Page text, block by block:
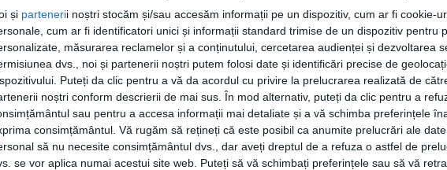
și partenerii noștri stocăm și/sau accesăm informații pe un dispozitiv, cum ar fi cookie-
cum ar fi identificatori unici și informații standard trimise de un dispozitiv pentru
măsurarea reclamelor și a conținutului, cercetarea audienței și dezvoltarea
dvs., noi și partenerii noștri putem folosi date și identificări precise de
Puteți da clic pentru a vă da acordul cu privire la prelucrarea realizată de
noștri conform descrierii de mai sus. În mod alternativ, puteți da clic pentru a
sau pentru a accesa informații mai detaliate și a vă schimba preferințele
consimțământul. Vă rugăm să rețineți că este posibil ca anumite prelucrări ale
să nu necesite consimțământul dvs., dar aveți dreptul de a refuza o astfel de
se vor aplica numai acestui site web. Puteți să vă schimbați preferințele sau să vă
PSD la funcția de primar al municipiului-stațiune Vatra Dornei,
pe strada Luceafărului este un adevărat pericol public”: ”Dacă eu,
nu mă pricep la <petrele> astea cubice, cine să se priceapă,
sau Azidăriței?”.